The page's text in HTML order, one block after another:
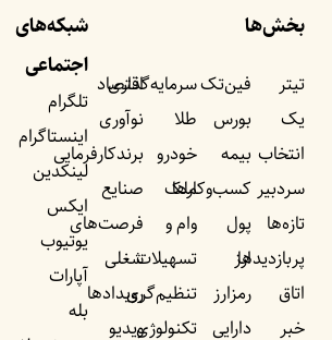
بخش‌ها
تیتر
یک
انتخاب
سردبیر
تازه‌ها
پربازدید‌ها
اتاق
خبر
فین‌تک
بورس
بیمه
کسب‌وکار‌ها
پول
ارز
رمزارز
دارایی
سرمایه‌گذاری
طلا
خودرو
ملک
وام و
تسهیلات
تنظیم‌گری
تکنولوژی
اقتصاد
نوآوری
برندکارفرمایی
صنایع
فرصت‌های
شغلی
رویداد‌ها
ویدیو
شبکه‌های
اجتماعی
تلگرام
اینستاگرام
لینکدین
ایکس
یوتیوب
آپارات
بله